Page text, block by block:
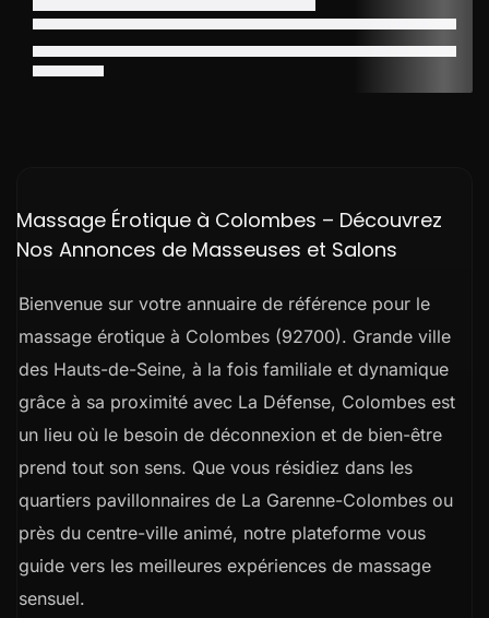
Massage Érotique à Colombes – Découvrez
Nos Annonces de Masseuses et Salons
Bienvenue sur votre annuaire de référence pour le
massage érotique à Colombes (92700). Grande ville
des Hauts-de-Seine, à la fois familiale et dynamique
grâce à sa proximité avec La Défense, Colombes est
un lieu où le besoin de déconnexion et de bien-être
prend tout son sens. Que vous résidiez dans les
quartiers pavillonnaires de La Garenne-Colombes ou
près du centre-ville animé, notre plateforme vous
guide vers les meilleures expériences de massage
sensuel.